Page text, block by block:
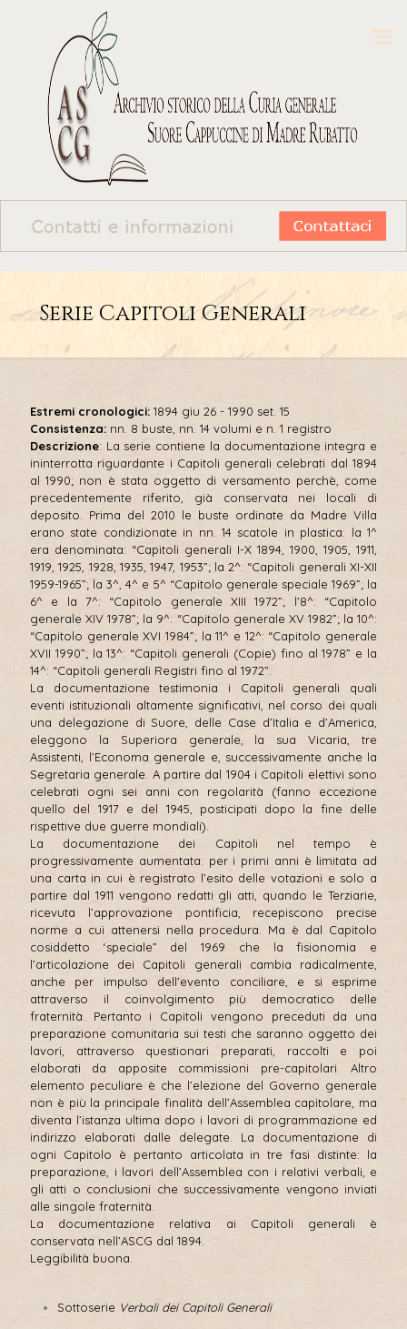
Serie Capitoli Generali
Estremi cronologici: 1894 giu 26 - 1990 set. 15
Consistenza: nn. 8 buste, nn. 14 volumi e n. 1 registro
Descrizione: La serie contiene la documentazione integra e
ininterrotta riguardante i Capitoli generali celebrati dal 1894
al 1990; non è stata oggetto di versamento perchè, come
precedentemente riferito, già conservata nei locali di
deposito. Prima del 2010 le buste ordinate da Madre Villa
erano state condizionate in nn. 14 scatole in plastica: la 1^
era denominata: “Capitoli generali I-X 1894, 1900, 1905, 1911,
1919, 1925, 1928, 1935, 1947, 1953”; la 2^: “Capitoli generali XI-XII
1959-1965”; la 3^, 4^ e 5^ “Capitolo generale speciale 1969”; la
6^ e la 7^: “Capitolo generale XIII 1972”; l’8^: “Capitolo
generale XIV 1978”; la 9^: “Capitolo generale XV 1982”; la 10^:
“Capitolo generale XVI 1984”; la 11^ e 12^: “Capitolo generale
XVII 1990”; la 13^: “Capitoli generali (Copie) fino al 1978” e la
14^: “Capitoli generali Registri fino al 1972”.
La documentazione testimonia i Capitoli generali quali
eventi istituzionali altamente significativi, nel corso dei quali
una delegazione di Suore, delle Case d’Italia e d’America,
eleggono la Superiora generale, la sua Vicaria, tre
Assistenti, l’Economa generale e, successivamente anche la
Segretaria generale. A partire dal 1904 i Capitoli elettivi sono
celebrati ogni sei anni con regolarità (fanno eccezione
quello del 1917 e del 1945, posticipati dopo la fine delle
rispettive due guerre mondiali).
La documentazione dei Capitoli nel tempo è
progressivamente aumentata: per i primi anni è limitata ad
una carta in cui è registrato l’esito delle votazioni e solo a
partire dal 1911 vengono redatti gli atti, quando le Terziarie,
ricevuta l’approvazione pontificia, recepiscono precise
norme a cui attenersi nella procedura. Ma è dal Capitolo
cosiddetto ‘speciale” del 1969 che la fisionomia e
l’articolazione dei Capitoli generali cambia radicalmente,
anche per impulso dell’evento conciliare, e si esprime
attraverso il coinvolgimento più democratico delle
fraternità. Pertanto i Capitoli vengono preceduti da una
preparazione comunitaria sui testi che saranno oggetto dei
lavori, attraverso questionari preparati, raccolti e poi
elaborati da apposite commissioni pre-capitolari. Altro
elemento peculiare è che l’elezione del Governo generale
non è più la principale finalità dell’Assemblea capitolare, ma
diventa l’istanza ultima dopo i lavori di programmazione ed
indirizzo elaborati dalle delegate. La documentazione di
ogni Capitolo è pertanto articolata in tre fasi distinte: la
preparazione, i lavori dell’Assemblea con i relativi verbali, e
gli atti o conclusioni che successivamente vengono inviati
alle singole fraternità.
La documentazione relativa ai Capitoli generali è
conservata nell’ASCG dal 1894.
Leggibilità buona.
Sottoserie Verbali dei Capitoli Generali